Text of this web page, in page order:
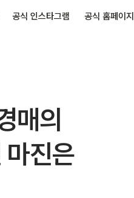
공식 인스타그램 공식 홈페이지
매의
마진은